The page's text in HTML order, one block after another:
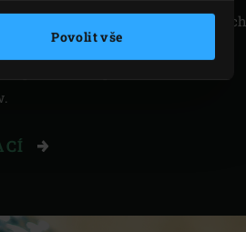
Povolit vše
včetně chuti připravovaných
teploty. A v inovacích